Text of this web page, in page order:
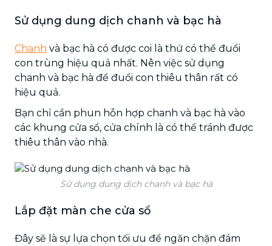
Sử dụng dung dịch chanh và bạc hà
Chanh và bạc hà có được coi là thứ có thể đuổi
con trùng hiệu quả nhất. Nên việc sử dụng
chanh và bạc hà để đuổi con thiêu thân rất có
hiệu quả.
Bạn chỉ cần phun hỗn hợp chanh và bạc hà vào
các khung cửa sổ, cửa chính là có thể tránh được
thiêu thân vào nhà.
Sử dụng dung dịch chanh và bạc hà
Lắp đặt màn che cửa sổ
Đây sẽ là sự lựa chọn tối ưu để ngăn chặn đám